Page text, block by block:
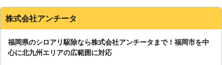
の検査や相見積りも無料で承っており
ますので、まずはお気軽にご相談くだ
るため、土日祝日などお客様のご都合
一を心がけてシロアリ駆除をおこない
ますので、お困りの際は何時でもご相
談ください。 ※「宮城県」「広島県」
株式会社アンチータ
福岡県のシロアリ駆除なら株式会社アンチータまで！福岡市を中
心に北九州エリアの広範囲に対応